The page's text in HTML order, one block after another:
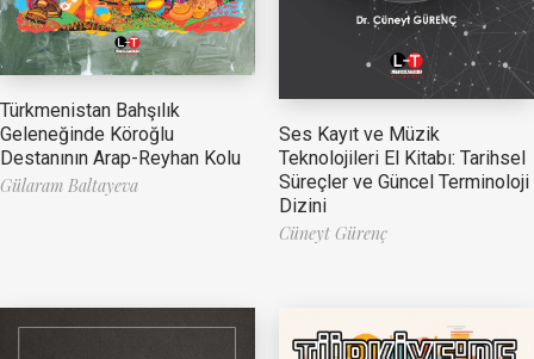
Türkmenistan Bahşılık
Geleneğinde Köroğlu
Destanının Arap-Reyhan Kolu
Gülaram Baltayeva
Ses Kayıt ve Müzik
Teknolojileri El Kitabı: Tarihsel
Süreçler ve Güncel Terminoloji
Dizini
Cüneyt Gürenç